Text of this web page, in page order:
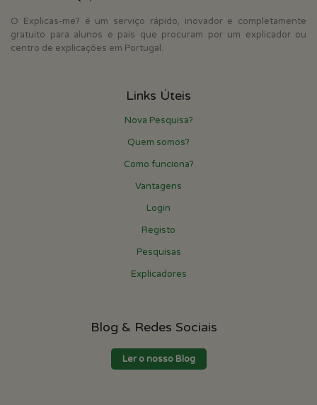
O Explicas-me? é um serviço rápido, inovador e completamente
gratuito para alunos e pais que procuram por um explicador ou
centro de explicações em Portugal.
Links Úteis
Nova Pesquisa?
Quem somos?
Como funciona?
Vantagens
Login
Registo
Pesquisas
Explicadores
Blog & Redes Sociais
Ler o nosso Blog